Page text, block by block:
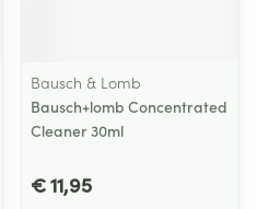
Bausch & Lomb
Bausch+lomb Concentrated
Cleaner 30ml
€ 11,95